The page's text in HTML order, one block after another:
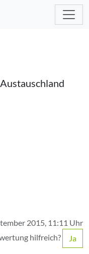
2015, 11:11 Uhr
hilfreich? Ja